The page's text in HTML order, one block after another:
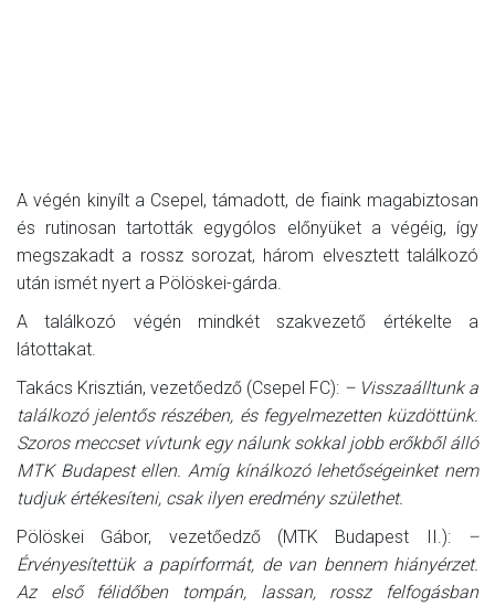
A végén kinyílt a Csepel, támadott, de fiaink magabiztosan
és rutinosan tartották egygólos előnyüket a végéig, így
megszakadt a rossz sorozat, három elvesztett találkozó
után ismét nyert a Pölöskei-gárda.
A találkozó végén mindkét szakvezető értékelte a
látottakat.
Takács Krisztián, vezetőedző (Csepel FC): – Visszaálltunk a
találkozó jelentős részében, és fegyelmezetten küzdöttünk.
Szoros meccset vívtunk egy nálunk sokkal jobb erőkből álló
MTK Budapest ellen. Amíg kínálkozó lehetőségeinket nem
tudjuk értékesíteni, csak ilyen eredmény születhet.
Pölöskei Gábor, vezetőedző (MTK Budapest II.):
–
Érvényesítettük a papírformát, de van bennem hiányérzet.
Az első félidőben tompán, lassan, rossz felfogásban